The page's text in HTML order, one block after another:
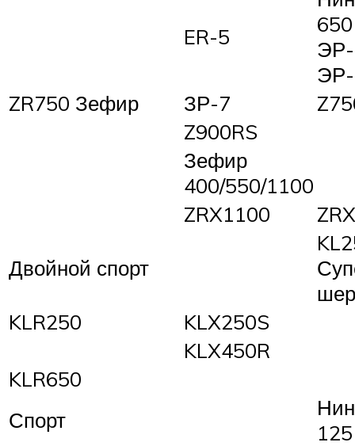
ER-5
ZR750 Зефир
ЗР-7
Z900RS
Зефир
400/550/1100
ZRX1100
Двойной спорт
KLR250
KLX250S
KLX450R
KLR650
Спорт
125